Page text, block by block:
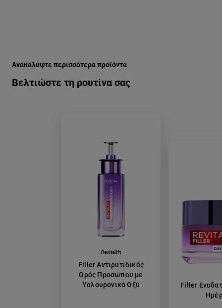
Βελτιώστε τη ρουτίνα σας
Ανακαλύψτε περισσότερα προϊόντα
Revitalift
Filler Αντιρυτιδικός
Ορός Προσώπου με
Υαλουρονικό Οξύ
Filler